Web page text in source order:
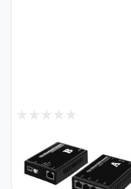
Медиаконвертер пара GV-
1004F- F/X- 20KM A + GV-
1001F- F/X- 20KM B
Код: 23406